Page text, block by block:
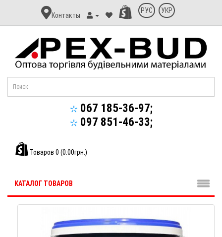
Контакт
Апекс-
Контакты
РУС УКР
067 185-36-97;
097 851-46-33;
Товаров 0 (0.00грн.)
КАТАЛОГ ТОВАРОВ